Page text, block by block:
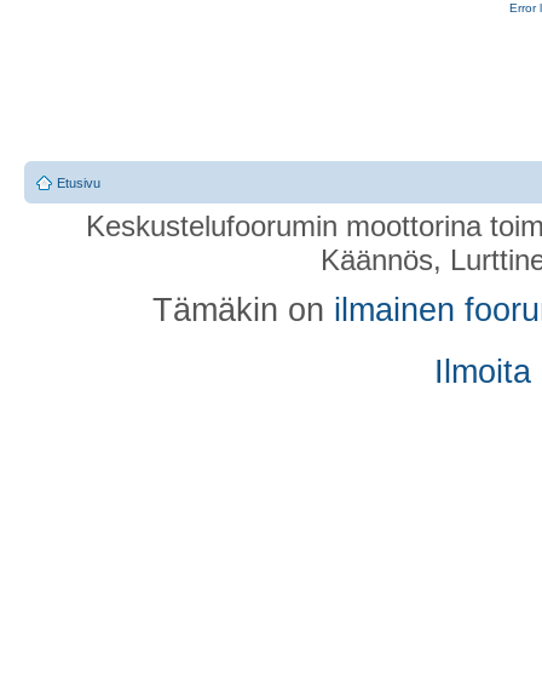
Error
Etusivu
Keskustelufoorumin moottorina
Käännös,
Tämäkin on ilmainen